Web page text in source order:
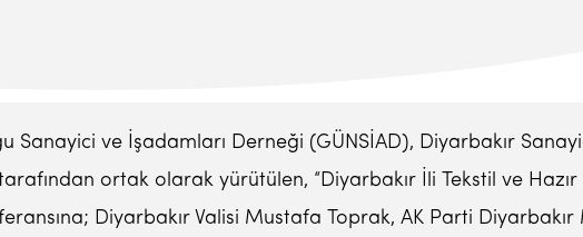
Sanayici ve İşadamları Derneği (GÜNSİAD), Diyarbakır
ortak olarak yürütülen, “Diyarbakır İli Tekstil ve
Diyarbakır Valisi Mustafa Toprak, AK Parti